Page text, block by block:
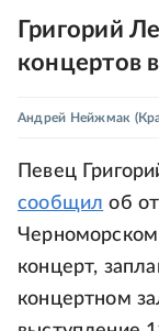
Григорий
концертов
Андрей Нейжмак
Певец
сообщил об
концерт,
концертном